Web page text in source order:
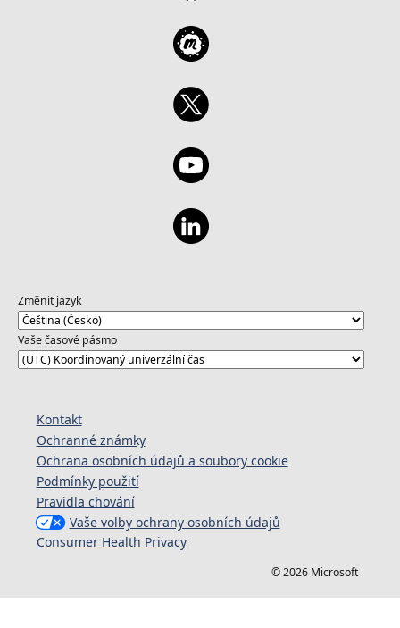
Změnit jazyk
Vaše časové pásmo
Kontakt
Ochranné známky
Ochrana osobních údajů a soubory cookie
Podmínky použití
Pravidla chování
Vaše volby ochrany osobních údajů
Consumer Health Privacy
© 2026 Microsoft